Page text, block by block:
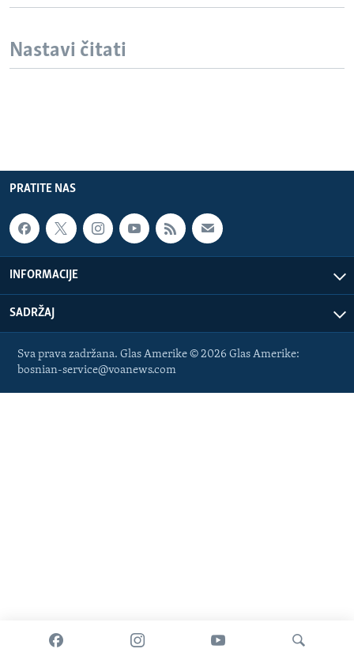
Nastavi čitati
PRATITE NAS
INFORMACIJE
SADRŽAJ
Sva prava zadržana. Glas Amerike © 2026 Glas Amerike:
bosnian-service@voanews.com